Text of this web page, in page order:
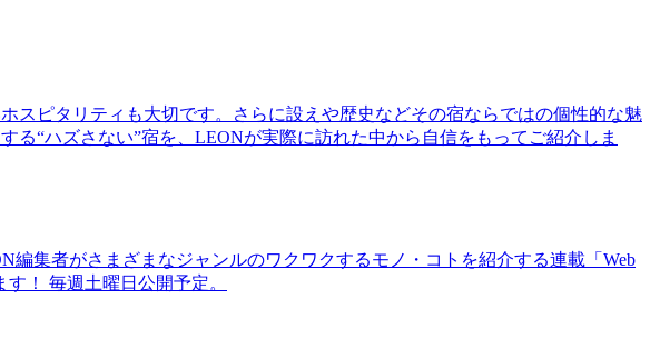
ピタリティも大切です。さらに設えや歴史などその宿ならではの個性的な魅
“ハズさない”宿を、LEONが実際に訪れた中から自信をもってご紹介しま
集者がさまざまなジャンルのワクワクするモノ・コトを紹介する連載「Web
！ 毎週土曜日公開予定。